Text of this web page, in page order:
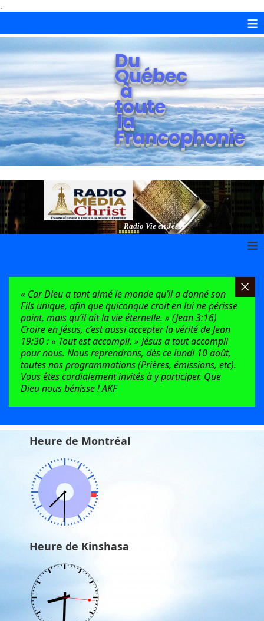
.
≡
Du
Québec
à
toute
la
Francophonie
Radio Vie en Jésus
≡
« Car Dieu a tant aimé le monde qu’il a donné son
Fils unique, afin que quiconque croit en lui ne périsse
point, mais qu’il ait la vie éternelle. » (Jean 3:16)
Croire en Jésus, c’est aussi accepter la vérité de Jean
19:30 : « Tout est accompli. » Jésus a tout accompli
pour nous. Nous reprendrons, dès ce lundi 10 août,
toutes nos programmations (Prières, émissions, etc).
Vous êtes cordialement invités à y participer. Que
Dieu nous bénisse ! AKF
Heure de Montréal
Heure de Kinshasa